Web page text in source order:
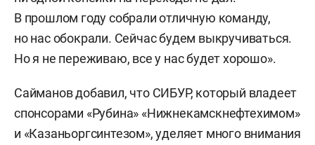
В прошлом году собрали отличную команду,
но нас обокрали. Сейчас будем выкручиваться.
Но я не переживаю, все у нас будет хорошо».
Сайманов добавил, что СИБУР, который владеет
спонсорами «Рубина» «Нижнекамскнефтехимом»
и «Казаньоргсинтезом», уделяет много внимания